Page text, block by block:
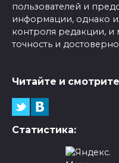
пользователей и
информации, однако
контроля редакции, и
точность и
Читайте и
Статистика: